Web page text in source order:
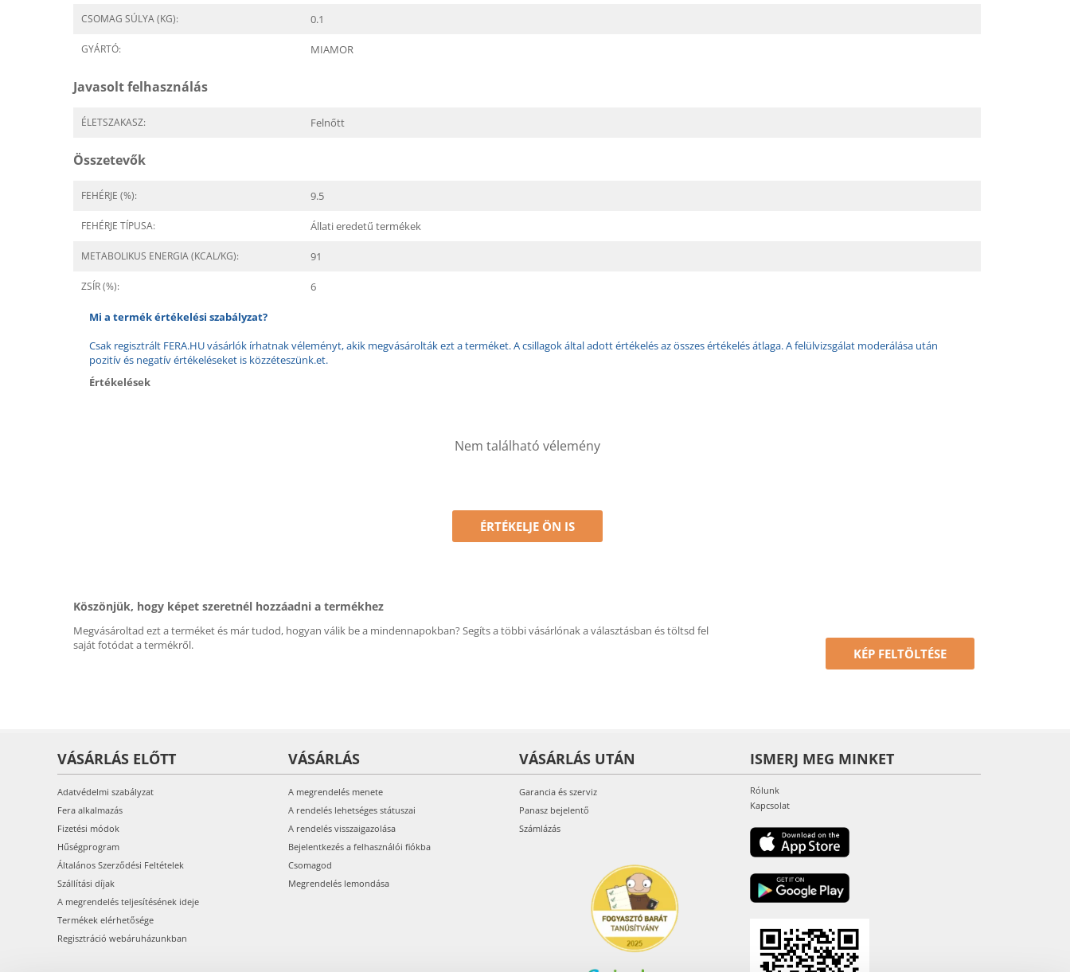
CSOMAG SÚLYA (KG): 0.1
GYÁRTÓ: MIAMOR
Javasolt felhasználás
ÉLETSZAKASZ: Felnőtt
Összetevők
FEHÉRJE (%): 9.5
FEHÉRJE TÍPUSA: Állati eredetű termékek
METABOLIKUS ENERGIA (KCAL/KG): 91
ZSÍR (%): 6
Mi a termék értékelési szabályzat?
Csak regisztrált FERA.HU vásárlók írhatnak véleményt, akik megvásárolták ezt a terméket. A csillagok által adott értékelés az összes értékelés átlaga. A felülvizsgálat moderálása után
pozitív és negatív értékeléseket is közzéteszünk.et.
Értékelések
Nem található vélemény
ÉRTÉKELJE ÖN IS
Köszönjük, hogy képet szeretnél hozzáadni a termékhez
Megvásároltad ezt a terméket és már tudod, hogyan válik be a mindennapokban? Segíts a többi vásárlónak a választásban és töltsd fel
saját fotódat a termékről.
KÉP FELTÖLTÉSE
VÁSÁRLÁS ELŐTT
Adatvédelmi szabályzat
Fera alkalmazás
Fizetési módok
Hűségprogram
Általános Szerződési Feltételek
Szállítási díjak
A megrendelés teljesítésének ideje
Termékek elérhetősége
Regisztráció webáruházunkban
VÁSÁRLÁS
A megrendelés menete
A rendelés lehetséges státuszai
A rendelés visszaigazolása
Bejelentkezés a felhasználói fiókba
Csomagod
Megrendelés lemondása
VÁSÁRLÁS UTÁN
Garancia és szerviz
Panasz bejelentő
Számlázás
ISMERJ MEG MINKET
Rólunk
Kapcsolat